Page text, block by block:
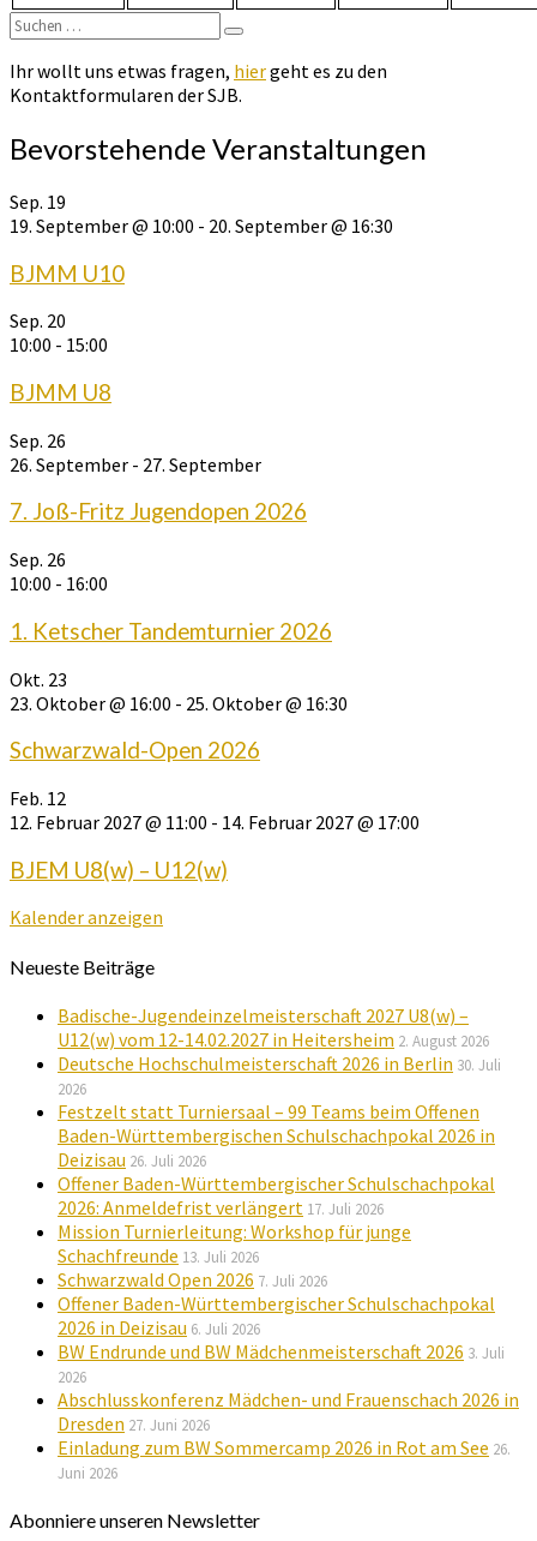
Suchen
nach:
Suchen
Ihr wollt uns etwas fragen, hiergeht es zu den
Kontaktformularen der SJB.
Bevorstehende Veranstaltungen
Sep. 19
19. September @ 10:00 - 20. September @ 16:30
BJMM U10
Sep. 20
10:00 - 15:00
BJMM U8
Sep. 26
26. September - 27. September
7. Joß-Fritz Jugendopen 2026
Sep. 26
10:00 - 16:00
1. Ketscher Tandemturnier 2026
Okt. 23
23. Oktober @ 16:00 - 25. Oktober @ 16:30
Schwarzwald-Open 2026
Feb. 12
12. Februar 2027 @ 11:00 - 14. Februar 2027 @ 17:00
BJEM U8(w) – U12(w)
Kalender anzeigen
Neueste Beiträge
Badische-Jugendeinzelmeisterschaft 2027 U8(w) –
U12(w) vom 12-14.02.2027 in Heitersheim 2. August 2026
Deutsche Hochschulmeisterschaft 2026 in Berlin 30. Juli
2026
Festzelt statt Turniersaal – 99 Teams beim Offenen
Baden-Württembergischen Schulschachpokal 2026 in
Deizisau 26. Juli 2026
Offener Baden-Württembergischer Schulschachpokal
2026: Anmeldefrist verlängert 17. Juli 2026
Mission Turnierleitung: Workshop für junge
Schachfreunde 13. Juli 2026
Schwarzwald Open 2026 7. Juli 2026
Offener Baden-Württembergischer Schulschachpokal
2026 in Deizisau 6. Juli 2026
BW Endrunde und BW Mädchenmeisterschaft 2026 3. Juli
2026
Abschlusskonferenz Mädchen- und Frauenschach 2026 in
Dresden 27. Juni 2026
Einladung zum BW Sommercamp 2026 in Rot am See 26.
Juni 2026
Abonniere unseren Newsletter